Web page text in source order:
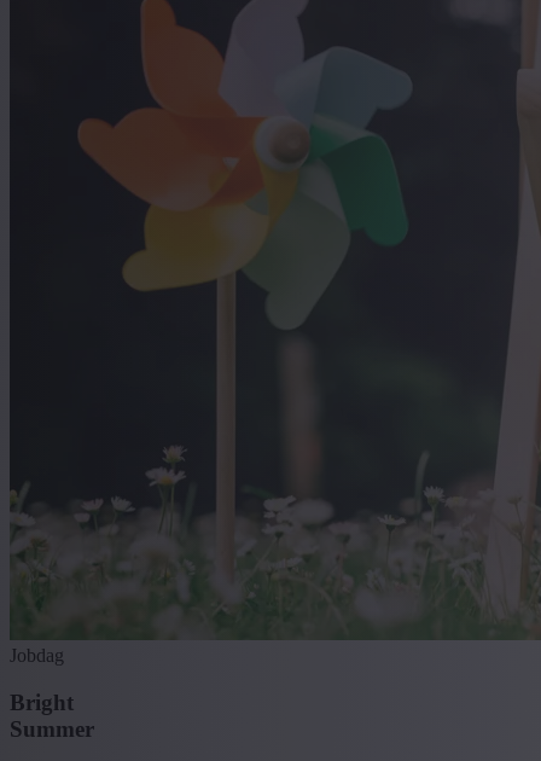
Jobdag
Bright
Summer